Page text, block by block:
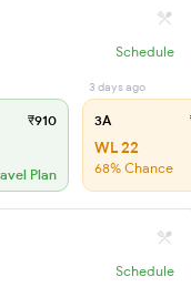
Schedule
₹910
Plan
3 days ago
3A
WL 22
68% Chance
Schedule